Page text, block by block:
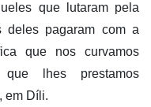
que lutaram pela
deles pagaram com a
que nos curvamos
lhes prestamos
em Díli.